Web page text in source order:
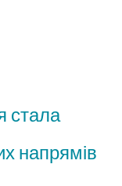
стала
напрямів